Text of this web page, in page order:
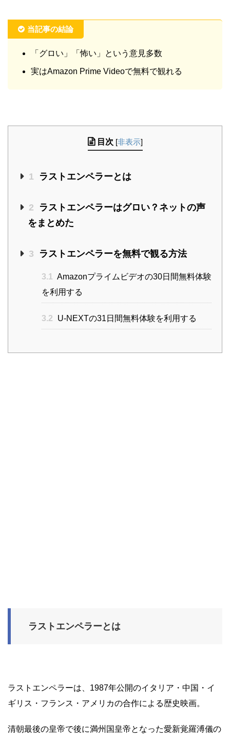
当記事の結論
「グロい」「怖い」という意見多数
実はAmazon Prime Videoで無料で観れる
目次 [非表示]
1 ラストエンペラーとは
2
ラストエンペラーはグロい？ネットの声
をまとめた
3 ラストエンペラーを無料で観る方法
3.1 Amazonプライムビデオの30日間無料体験
を利用する
3.2 U-NEXTの31日間無料体験を利用する
ラストエンペラーとは
ラストエンペラーは、1987年公開のイタリア・中国・イ
ギリス・フランス・アメリカの合作による歴史映画。
清朝最後の皇帝で後に満州国皇帝となった愛新覚羅溥儀の